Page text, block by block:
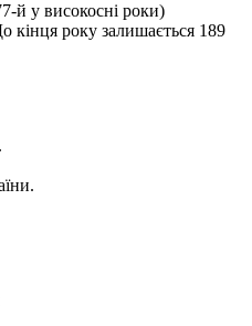
й у високосні роки)
кінця року залишається 189